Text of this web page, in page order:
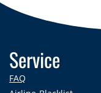
Service
FAQ